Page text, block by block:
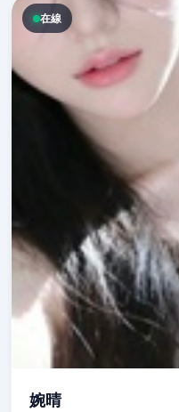
在線
婉晴